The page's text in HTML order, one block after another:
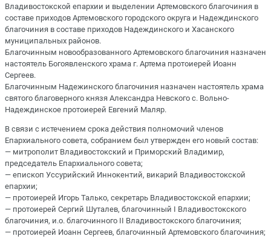
Владивостокской епархии и выделении Артемовского благочиния в
составе приходов Артемовского городского округа и Надеждинского
благочиния в составе приходов Надеждинского и Хасанского
муниципальных районов.
Благочинным новообразованного Артемовского благочиния назначен
настоятель Богоявленского храма г. Артема протоиерей Иоанн
Сергеев.
Благочинным Надежинского благочиния назначен настоятель храма
святого благоверного князя Александра Невского с. Вольно-
Надеждинское протоиерей Евгений Маляр.
В связи с истечением срока действия полномочий членов
Епархиального совета, собранием был утвержден его новый состав:
— митрополит Владивостокский и Приморский Владимир,
председатель Епархиального совета;
— епископ Уссурийский Иннокентий, викарий Владивостокской
епархии;
— протоиерей Игорь Талько, секретарь Владивостокской епархии;
— протоиерей Сергий Шуталев, благочинный I Владивостокского
благочиния, и.о. благочинного II Владивостокского благочиния;
— протоиерей Иоанн Сергеев, благочинный Артемовского благочиния;